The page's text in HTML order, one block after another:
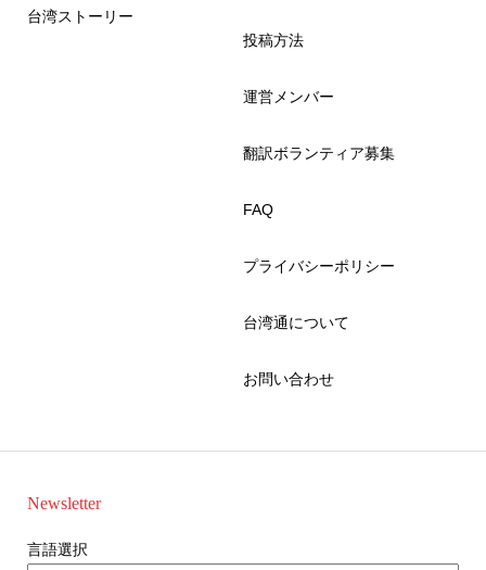
台湾ストーリー
投稿方法
運営メンバー
翻訳ボランティア募集
FAQ
プライバシーポリシー
台湾通について
お問い合わせ
Newsletter
言語選択